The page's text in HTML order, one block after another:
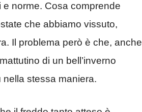
e norme. Cosa comprende
che abbiamo vissuto,
Il problema però è che, anche
di un bell’inverno
stessa maniera.